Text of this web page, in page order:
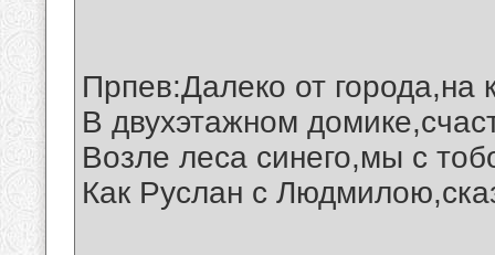
Прпев:Далеко от города,на
В двухэтажном
Возле леса синего,мы с
Как Руслан с